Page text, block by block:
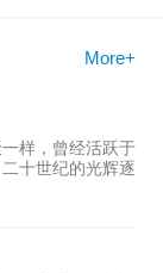
More+
样，曾经活跃于
十世纪的光辉逐